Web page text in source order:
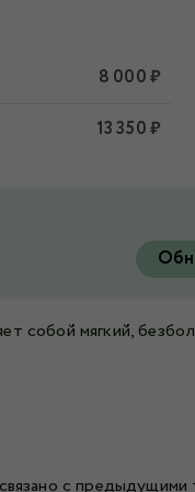
8 000 ₽
13 350 ₽
собой мягкий,
с